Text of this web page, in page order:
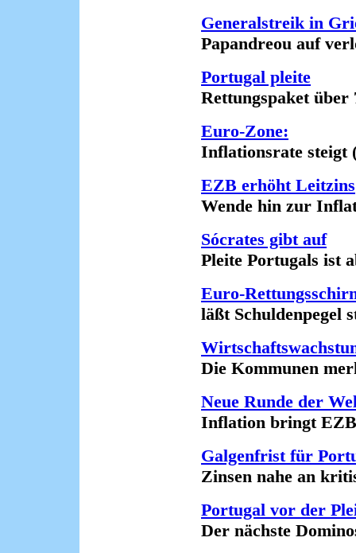
Generalstreik in
Papandreou auf
Portugal pleite
Rettungspaket über
Euro-Zone:
Inflationsrate steigt
EZB erhöht Leitzins
Wende hin zur
Sócrates gibt auf
Pleite Portugals ist
Euro-
läßt Schuldenpegel
Die Kommunen
Neue Runde der
Inflation bringt EZB
Galgenfrist für
Zinsen nahe an
Portugal vor der
Der nächste